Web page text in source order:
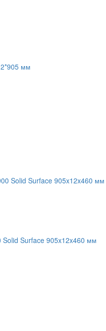
мм
Solid Surface 905x12x460 мм